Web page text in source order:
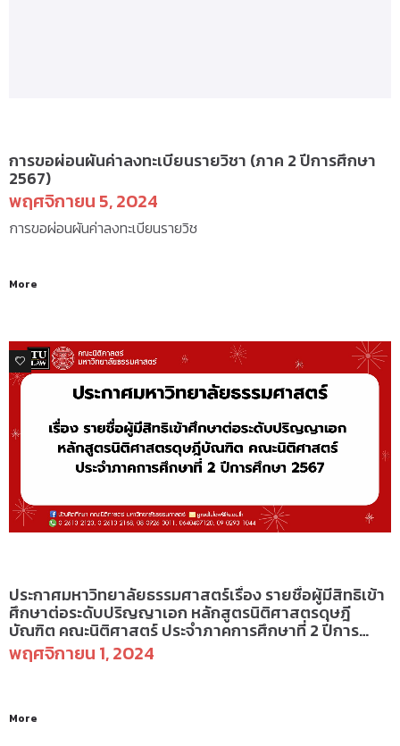
การขอผ่อนผันค่าลงทะเบียนรายวิชา (ภาค 2 ปีการศึกษา
2567)
พฤศจิกายน 5, 2024
การขอผ่อนผันค่าลงทะเบียนรายวิช
More
1
ประกาศมหาวิทยาลัยธรรมศาสตร์เรื่อง รายชื่อผู้มีสิทธิเข้า
ศึกษาต่อระดับปริญญาเอก หลักสูตรนิติศาสตรดุษฎี
บัณฑิต คณะนิติศาสตร์ ประจำภาคการศึกษาที่ 2 ปีการ
ศึกษา 2567
พฤศจิกายน 1, 2024
More